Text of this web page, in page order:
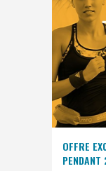
OFFRE